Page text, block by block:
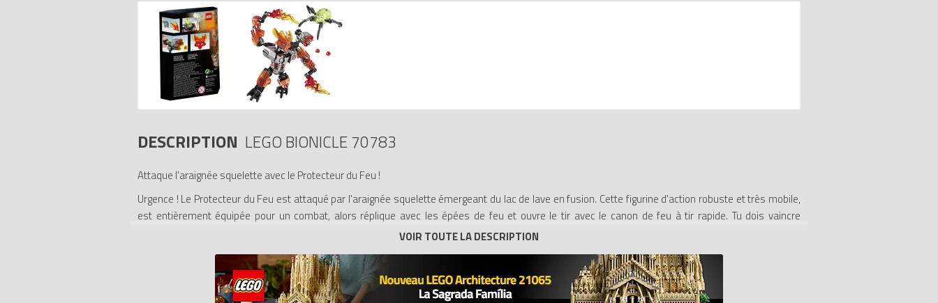
DESCRIPTION LEGO BIONICLE 70783
Attaque l'araignée squelette avec le Protecteur du Feu !
Urgence ! Le Protecteur du Feu est attaqué par l'araignée squelette émergeant du lac de lave en fusion. Cette figurine d'action robuste et très mobile,
est entièrement équipée pour un combat, alors réplique avec les épées de feu et ouvre le tir avec le canon de feu à tir rapide. Tu dois vaincre
l'envahisseur voleur avant qu'il ne puisse enlever le masque du Protecteur.
- Comprend une tête BIONICLE avec un masque bicolore et un déclencheur pour le masque, une coque BIONICLE, des poings de feu avec 2 épées de
feu, un canon de feu avec un fusil rapide et des munitions et des articulations mobiles
- Inclut aussi une araignée squelette vert pâle